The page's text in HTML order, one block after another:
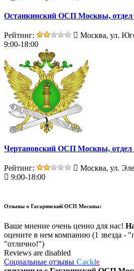
Останкинский ОСП Москвы, отдел
Рейтинг:
Москва, ул.
9:00-18:00
Чертановский ОСП Москвы, отдел
Рейтинг:
Москва, ул.
9:00-18:00
Отзывы о Гагаринский ОСП Москвы:
Ваше мнение очень ценно для нас!
оцените в нем компанию (1 звезда -
"отлично!")
Reviews are disabled
Социальные отзывы Cackle